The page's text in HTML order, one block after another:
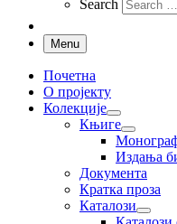
Search
Menu
Почетна
О пројекту
Колекције
Књиге
Издања
Документа
Кратка проза
Каталози